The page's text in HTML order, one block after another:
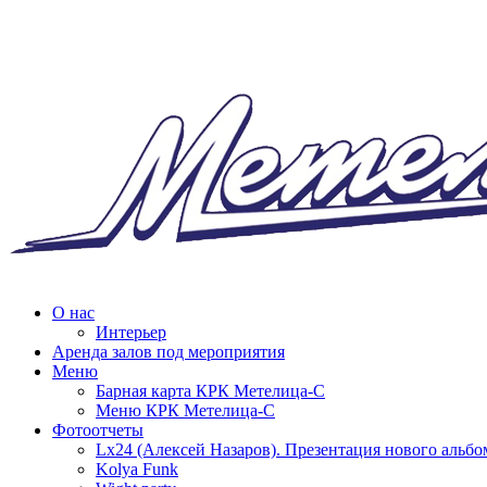
О нас
Интерьер
Аренда залов под мероприятия
Меню
Барная карта КРК Метелица-С
Меню КРК Метелица-С
Фотоотчеты
Lx24 (Алексей Назаров). Презентация нового
Kolya Funk